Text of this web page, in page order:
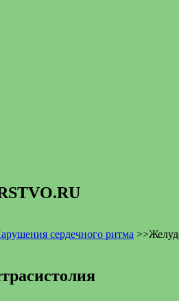
сердечного ритма >>